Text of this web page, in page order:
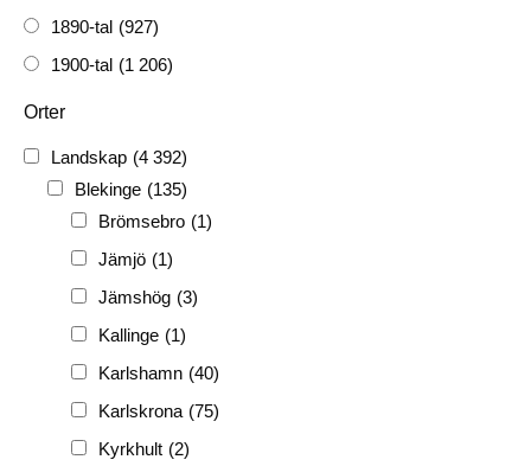
1890-tal (927)
1900-tal (1 206)
FH
(338)
FRG
(3 189)
PF (3 882)
PIONJÄR (129)
Orter
Landskap (4 392)
Blekinge (135)
Brömsebro (1)
Jämjö (1)
Jämshög (3)
Kallinge (1)
Karlshamn (40)
Karlskrona (75)
Kyrkhult (2)